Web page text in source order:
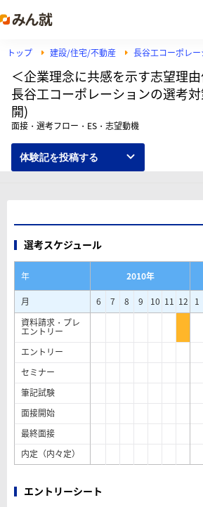
トップ 建設/住宅/不動産 長谷工コーポレ
＜企業理念に共感を示す志望理
長谷工コーポレーションの選考
開)
面接・選考フロー・ES・志望動機
体験記を投稿する
選考スケジュール
年 2010年
月
6 7 8 9 10 11 12 1
資料請求・プレ
エントリー
エントリー
セミナー
筆記試験
面接開始
最終面接
内定（内々定）
エントリーシート